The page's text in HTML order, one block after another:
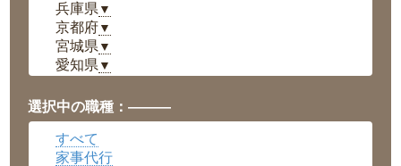
兵庫県 ▼
京都府▼
宮城県 ▼
愛知県 ▼
岡山県▼
広島県▼
沖縄県
選択中の職種：———
すべて
家事代行